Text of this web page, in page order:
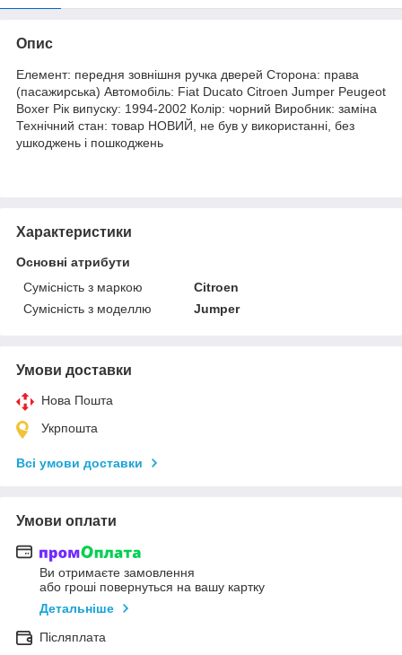
Опис
Елемент: передня зовнішня ручка дверей Сторона: права
(пасажирська) Автомобіль: Fiat Ducato Citroen Jumper Peugeot
Boxer Рік випуску: 1994-2002 Колір: чорний Виробник: заміна
Технічний стан: товар НОВИЙ, не був у використанні, без
ушкоджень і пошкоджень
Характеристики
Основні атрибути
Сумісність з маркою
Citroen
Сумісність з моделлю
Jumper
Умови доставки
Нова Пошта
Укрпошта
Всі умови доставки
Умови оплати
Ви отримаєте замовлення
або гроші повернуться на вашу картку
Детальніше
Післяплата